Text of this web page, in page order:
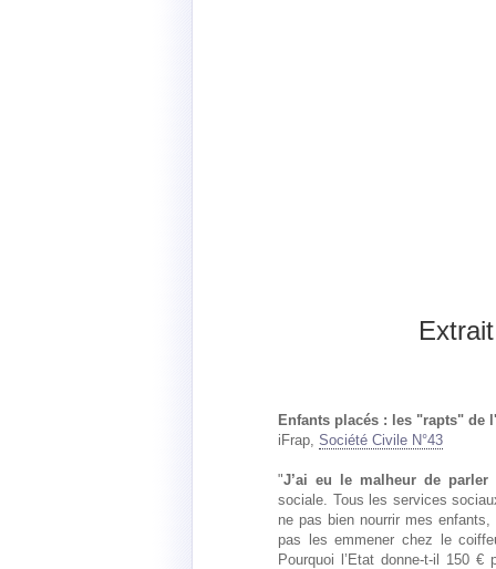
Enfants placés : les "rapts" de
iFrap, Société Civile N°43
"J’ai eu le malheur de
sociale. Tous les services
ne pas bien nourrir mes
pas les emmener chez le
Pourquoi l’Etat donne-t-il 150